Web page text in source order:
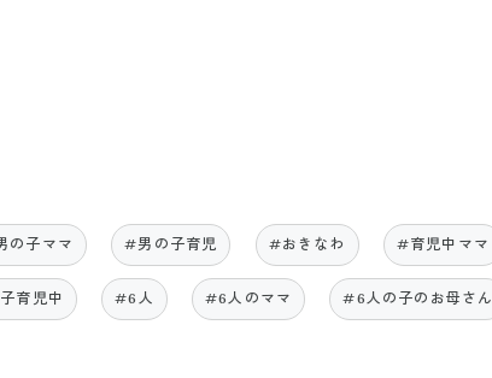
の子ママ #男の子育児 #おきなわ #育児中ママ
育児中 #6人 #6人のママ #6人の子のお母さん